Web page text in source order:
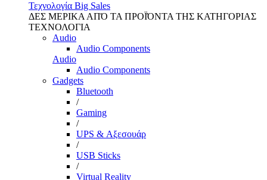
Τεχνολογία Big Sales
ΔΕΣ ΜΕΡΙΚΑ ΑΠΌ ΤΑ ΠΡΟΪΌΝΤΑ ΤΗΣ ΚΑΤΗΓΟΡΙΑΣ
ΤΕΧΝΟΛΟΓΙΑ
Audio
Audio Components
Audio
Audio Components
Gadgets
Bluetooth
/
Gaming
/
UPS & Αξεσουάρ
/
USB Sticks
/
Virtual Reality